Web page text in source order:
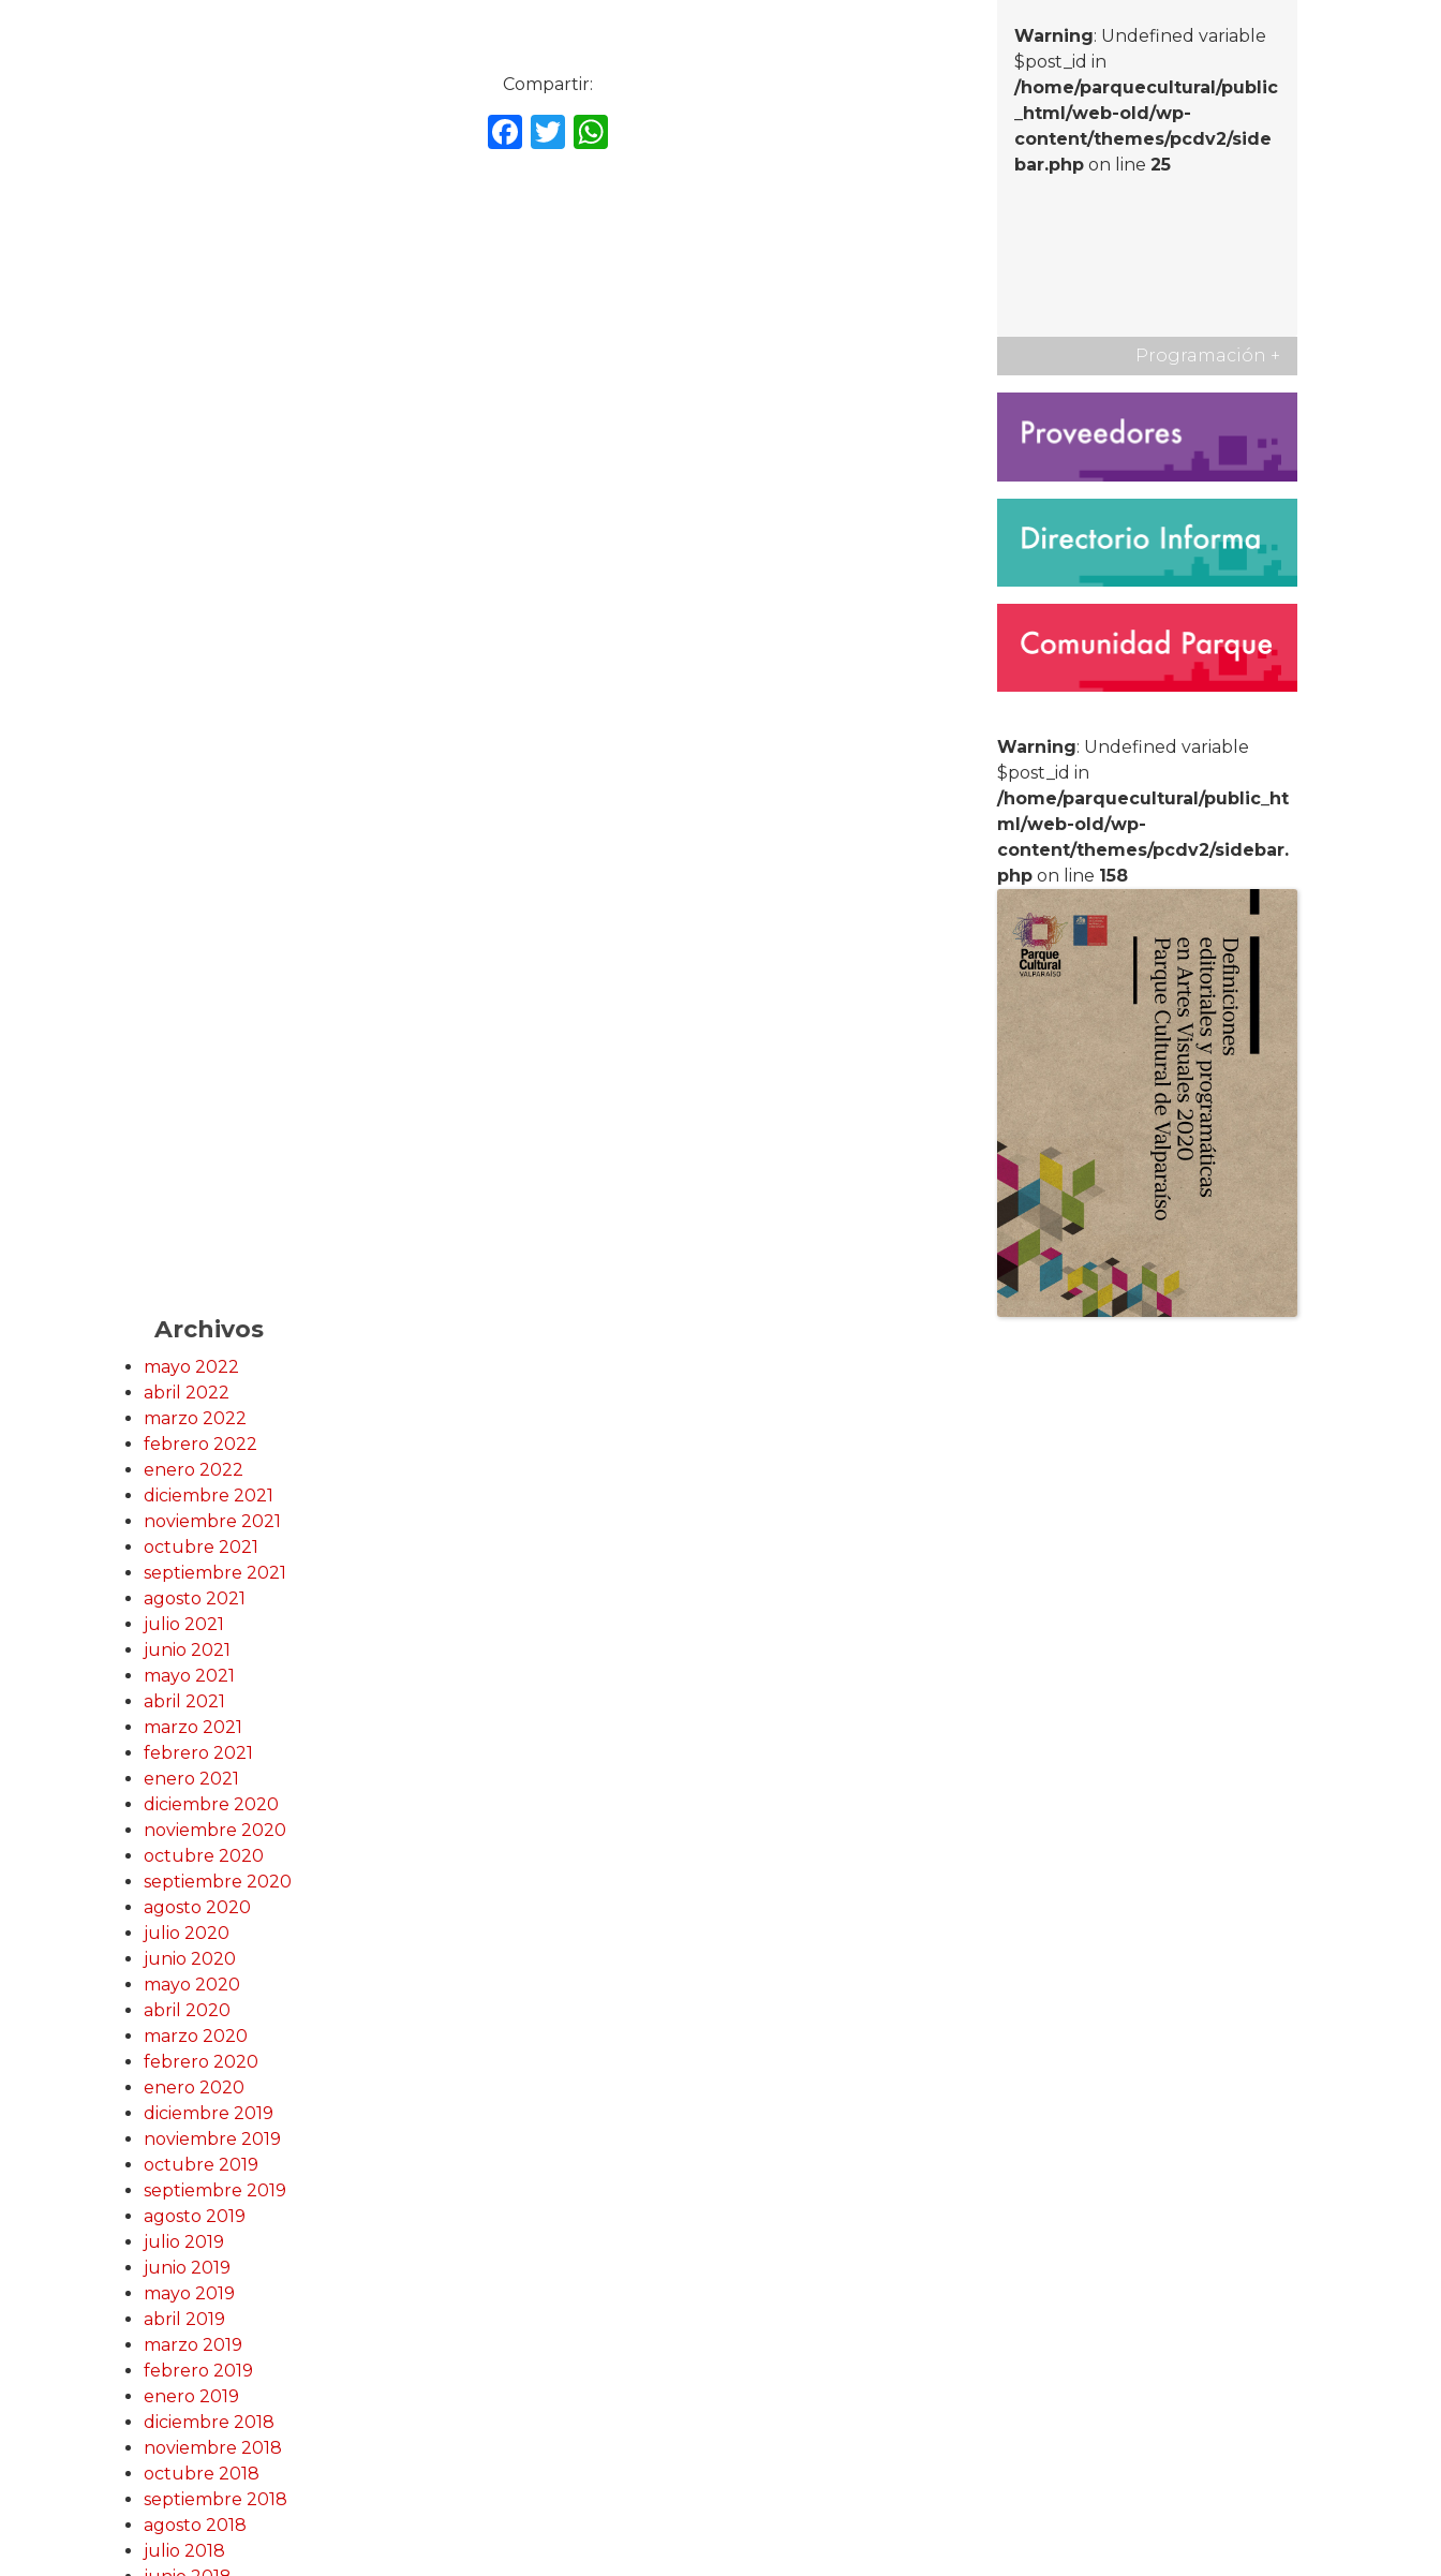
Compartir:
F T W
Warning: Undefined variable
$post_id in
/home/parquecultural/public
_html/web-old/wp-
content/themes/pcdv2/side
bar.php on line25
Programación +
Warning: Undefined variable
$post_id in
/home/parquecultural/public_ht
ml/web-old/wp-
content/themes/pcdv2/sidebar.
php on line 158
Archivos
mayo 2022
abril 2022
marzo 2022
febrero 2022
enero 2022
diciembre 2021
noviembre 2021
octubre 2021
septiembre 2021
agosto 2021
julio 2021
junio 2021
mayo 2021
abril 2021
marzo 2021
febrero 2021
enero 2021
diciembre 2020
noviembre 2020
octubre 2020
septiembre 2020
agosto 2020
julio 2020
junio 2020
mayo 2020
abril 2020
marzo 2020
febrero 2020
enero 2020
diciembre 2019
noviembre 2019
octubre 2019
septiembre 2019
agosto 2019
julio 2019
junio 2019
mayo 2019
abril 2019
marzo 2019
febrero 2019
enero 2019
diciembre 2018
noviembre 2018
octubre 2018
septiembre 2018
agosto 2018
julio 2018